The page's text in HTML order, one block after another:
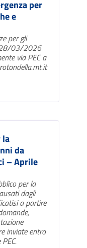
per
e
per gli
28/03/2026
via PEC a
la
da
– Aprile
per la
dagli
a partire
inviate entro